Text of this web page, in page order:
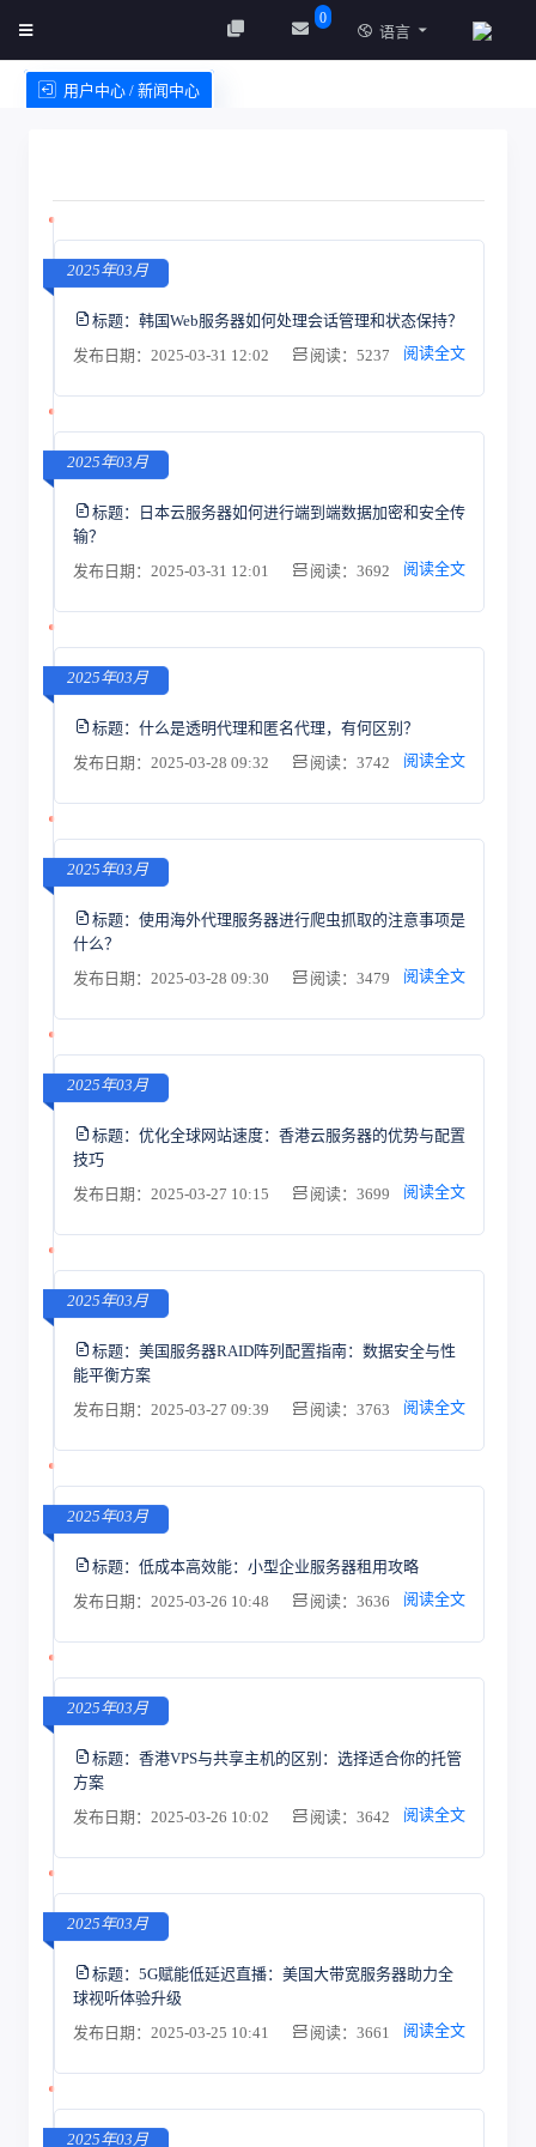
0
语言
用户中心 / 新闻中心
2025年03月
标题： 韩国Web服务器如何处理会话管理和状态保持？
发布日期：2025-03-31 12:02
阅读：5237 阅读全文
2025年03月
标题：
日本云服务器如何进行端到端数据加密和安全传
输？
发布日期：2025-03-31 12:01
阅读：3692 阅读全文
2025年03月
标题： 什么是透明代理和匿名代理，有何区别？
发布日期：2025-03-28 09:32
阅读：3742 阅读全文
2025年03月
标题： 使用海外代理服务器进行爬虫抓取的注意事项是
什么？
发布日期：2025-03-28 09:30
阅读：3479 阅读全文
2025年03月
标题： 优化全球网站速度：香港云服务器的优势与配置
技巧
发布日期：2025-03-27 10:15
阅读：3699 阅读全文
2025年03月
标题： 美国服务器RAID阵列配置指南：数据安全与性
能平衡方案
发布日期：2025-03-27 09:39
阅读：3763 阅读全文
2025年03月
标题： 低成本高效能：小型企业服务器租用攻略
发布日期：2025-03-26 10:48
阅读：3636 阅读全文
2025年03月
标题： 香港VPS与共享主机的区别：选择适合你的托管
方案
发布日期：2025-03-26 10:02
阅读：3642 阅读全文
2025年03月
标题： 5G赋能低延迟直播：美国大带宽服务器助力全
球视听体验升级
发布日期：2025-03-25 10:41
阅读：3661 阅读全文
2025年03月